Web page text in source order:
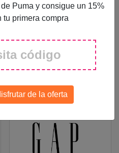
Puma y consigue un 15%
tu primera compra
código
de la oferta
ofertas y promociones
del día en
HotelsCombined:
Turismo